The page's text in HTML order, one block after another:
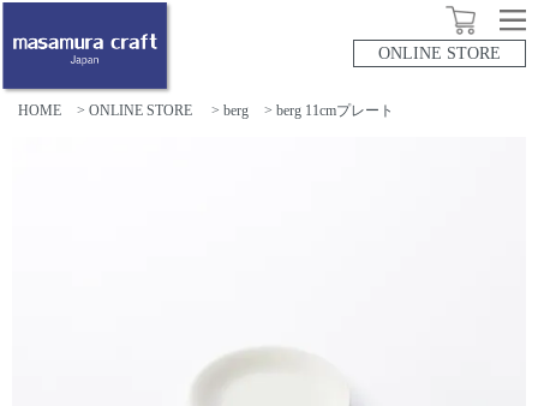
ONLINE STORE
HOME > ONLINE STORE > berg > berg 11cmプレート